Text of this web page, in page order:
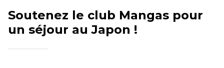
Soutenez le club Mangas pour
un séjour au Japon !